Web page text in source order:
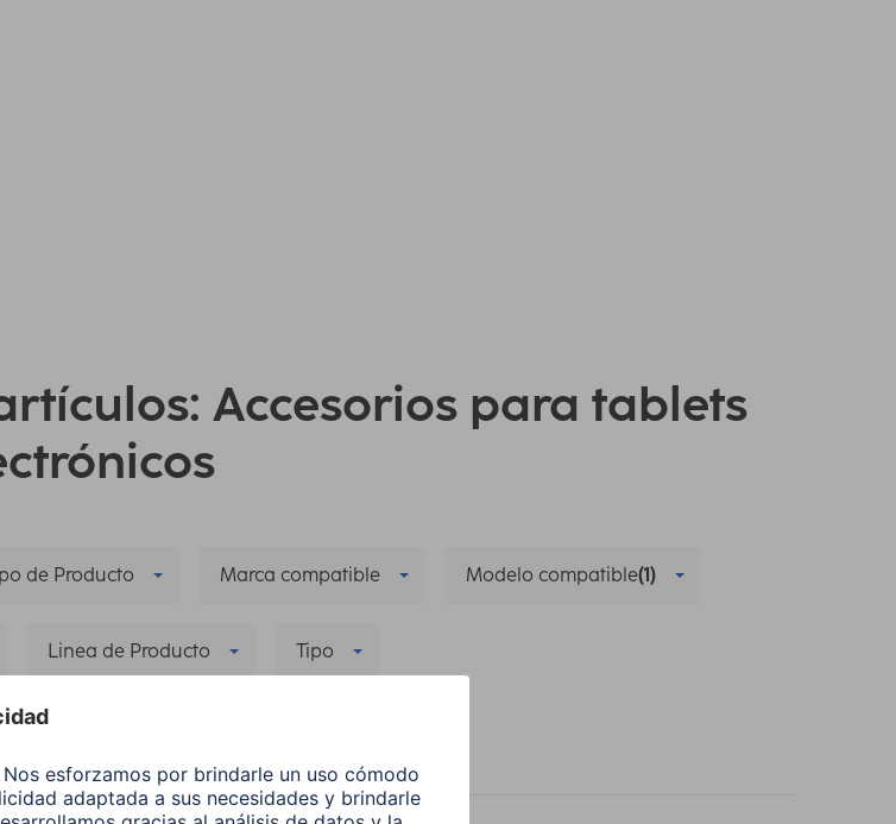
Accesorios para tablets
de Producto Marca compatible Modelo compatible(1)
Linea de Producto Tipo
de Coche)